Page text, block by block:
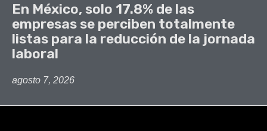
En México, solo 17.8% de las
empresas se perciben totalmente
listas para la reducción de la jornada
laboral
agosto 7, 2026